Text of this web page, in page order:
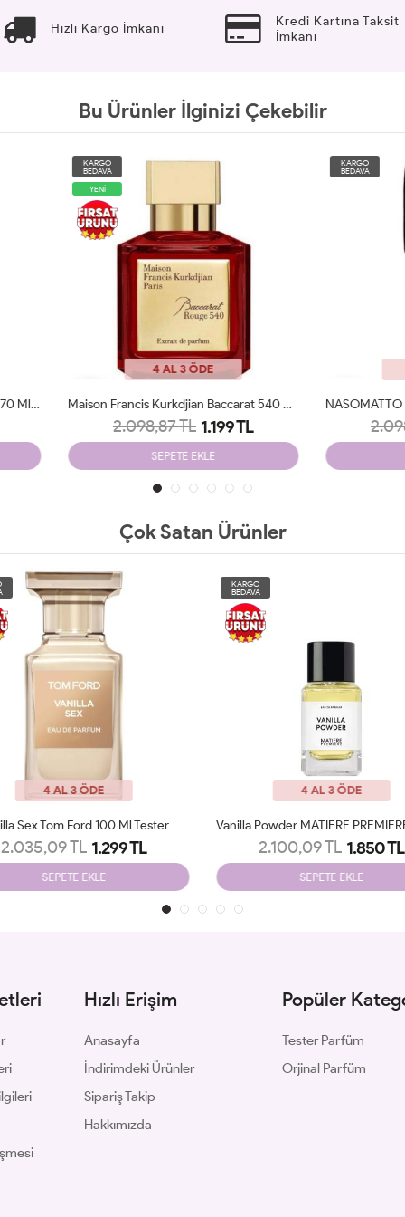
Hızlı Kargo İmkanı
Kredi Kartına Taksit
İmkanı
Bu Ürünler İlginizi Çekebilir
Maison Francis Kurkdjian Baccarat 540 Etrait De 70ml Unisex Tester
1.199 TL
SEPETE EKLE
1.199 TL
SEPETE EKLE
Çok Satan Ürünler
4 AL 3 ÖDE
2.100,09 TL 1.850 TL
SEPETE EKLE
KARGO
BEDAVA
YENİ
4 AL 3 ÖDE
2.098,87 TL 1.199 TL
SEPETE EKLE
Hızlı Erişim
Anasayfa
İndirimdeki Ürünler
Sipariş Takip
Hakkımızda
Popüler
Tester Parfüm
Orjinal Parfüm